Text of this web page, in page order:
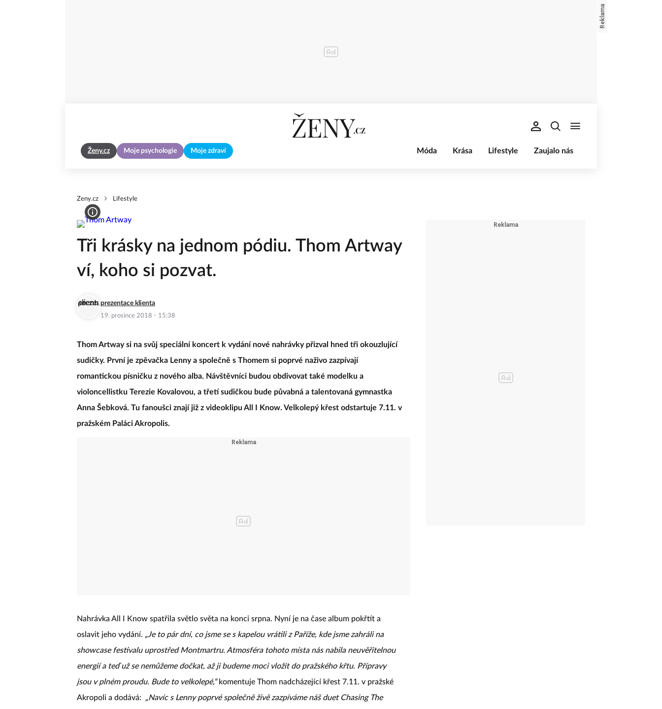
Ženy.cz Moje psychologie Moje zdraví Móda Krása Lifestyle Zaujalo nás
Zeny.cz Lifestyle
Tři krásky na jednom pódiu. Thom Artway
ví, koho si pozvat.
prezentace klienta
19. prosince 2018 · 15:38
Thom Artway si na svůj speciální koncert k vydání nové nahrávky přizval hned tři okouzlující
sudičky. První je zpěvačka Lenny a společně s Thomem si poprvé naživo zazpívají
romantickou písničku z nového alba. Návštěvníci budou obdivovat také modelku a
violoncellistku Terezie Kovalovou, a třetí sudičkou bude půvabná a talentovaná gymnastka
Anna Šebková. Tu fanoušci znají již z videoklipu All I Know. Velkolepý křest odstartuje 7.11. v
pražském Paláci Akropolis.
Nahrávka All I Know spatřila světlo světa na konci srpna. Nyní je na čase album pokřtít a
oslavit jeho vydání. „Je to pár dní, co jsme se s kapelou vrátili z Paříže, kde jsme zahráli na
showcase festivalu uprostřed Montmartru. Atmosféra tohoto místa nás nabila neuvěřitelnou
energií a teď už se nemůžeme dočkat, až ji budeme moci vložit do pražského křtu. Přípravy
jsou v plném proudu. Bude to velkolepé,“ komentuje Thom nadcházející křest 7.11. v pražské
Akropoli a dodává:
„Navíc s Lenny poprvé společně živě zazpíváme náš duet Chasing The